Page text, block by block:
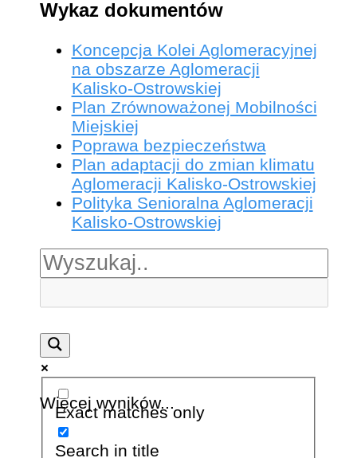
Wykaz dokumentów
Koncepcja Kolei Aglomeracyjnej
na obszarze Aglomeracji
Kalisko-Ostrowskiej
Plan Zrównoważonej Mobilności
Miejskiej
Poprawa bezpieczeństwa
Plan adaptacji do zmian klimatu
Aglomeracji Kalisko-Ostrowskiej
Polityka Senioralna Aglomeracji
Kalisko-Ostrowskiej
Więcej wyników...
Exact matches only
Search in title